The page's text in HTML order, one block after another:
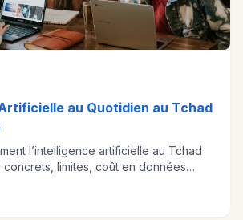
au Quotidien au Tchad
l’intelligence artificielle au Tchad
concrets, limites, coût en données